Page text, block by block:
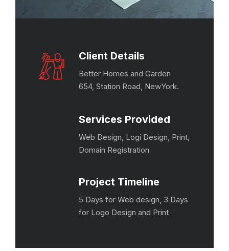
Client Details
Better Homes and Garden
654, Station Road, NewYork.
Services Provided
Web Design, Logi Design, Print,
Domain Registration
Project Timeline
5 Days for Web design, 3 Days
for Logo Design and Print